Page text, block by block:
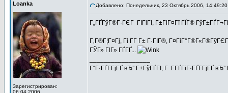
Loanka
Зарегистрирован:
06.04.2006
Добавлено: Понедельник, 23 Октябрь 2006, 14:49:20
Г„ГҐГўГ®Г·ГЄГ ГІГіГІ, Г±ГіГ¤Гї ГЇГ®
Г‚Г®Г¦Г¤Гј, Гі Г­Г Г± Г·ГІГ®,
ГЎГ» ГІГ» ГҐГҐ...
Г“Г·ГҐГ­ГјГҐ вЂ” Г±ГўГҐГІ, Г Г­ГҐГіГ·ГҐГ­ГјГҐ